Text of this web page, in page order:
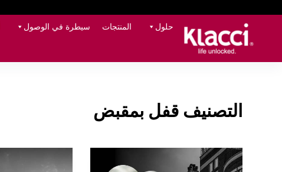
حلول المنتجات سيطرة في الوصول
التصنيف قفل بمقبض